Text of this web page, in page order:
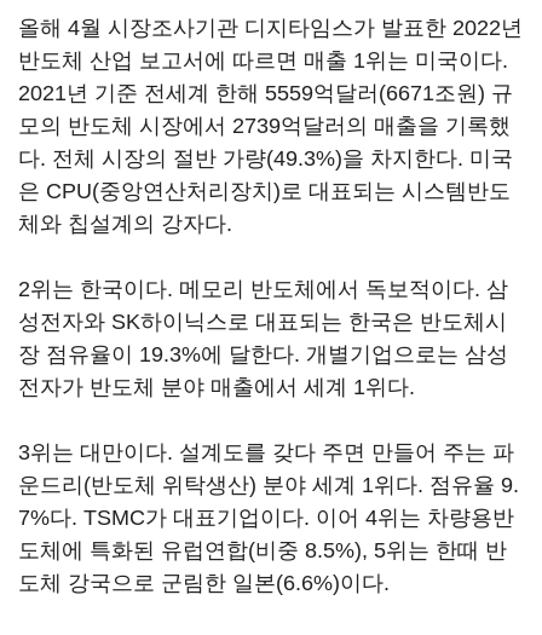
올해 4월 시장조사기관 디지타임스가 발표한 2022년
반도체 산업 보고서에 따르면 매출 1위는 미국이다.
2021년 기준 전세계 한해 5559억달러(6671조원) 규
모의 반도체 시장에서 2739억달러의 매출을 기록했
다. 전체 시장의 절반 가량(49.3%)을 차지한다. 미국
은 CPU(중앙연산처리장치)로 대표되는 시스템반도
체와 칩설계의 강자다.
2위는 한국이다. 메모리 반도체에서 독보적이다. 삼
성전자와 SK하이닉스로 대표되는 한국은 반도체시
장 점유율이 19.3%에 달한다. 개별기업으로는 삼성
전자가 반도체 분야 매출에서 세계 1위다.
3위는 대만이다. 설계도를 갖다 주면 만들어 주는 파
운드리(반도체 위탁생산) 분야 세계 1위다. 점유율 9.
7%다. TSMC가 대표기업이다. 이어 4위는 차량용반
도체에 특화된 유럽연합(비중 8.5%), 5위는 한때 반
도체 강국으로 군림한 일본(6.6%)이다.